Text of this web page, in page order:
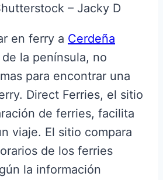
– Jacky D
en ferry a Cerdeña
la península, no
para encontrar una
Direct Ferries, el sitio
de ferries, facilita
viaje. El sitio compara
de los ferries
la información